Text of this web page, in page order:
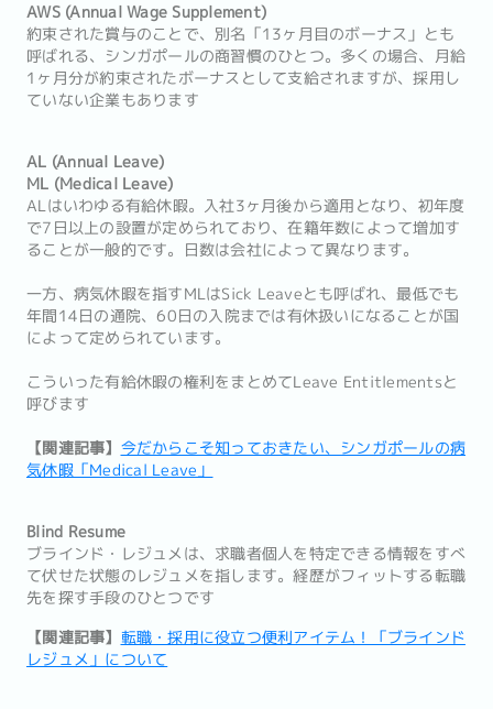
AWS (Annual Wage Supplement)
約束された賞与のことで、別名「13ヶ月目のボーナス」とも
呼ばれる、シンガポールの商習慣のひとつ。多くの場合、月給
1ヶ月分が約束されたボーナスとして支給されますが、採用し
ていない企業もあります
AL (Annual Leave)
ML (Medical Leave)
ALはいわゆる有給休暇。入社3ヶ月後から適用となり、初年度
で7日以上の設置が定められており、在籍年数によって増加す
ることが一般的です。日数は会社によって異なります。
一方、病気休暇を指すMLはSick Leaveとも呼ばれ、最低でも
年間14日の通院、60日の入院までは有休扱いになることが国
によって定められています。
こういった有給休暇の権利をまとめてLeave Entitlementsと
呼びます
【関連記事】 今だからこそ知っておきたい、シンガポールの病
気休暇「Medical Leave」
Blind Resume
ブラインド・レジュメは、求職者個人を特定できる情報をすべ
て伏せた状態のレジュメを指します。経歴がフィットする転職
先を探す手段のひとつです
【関連記事】 転職・採用に役立つ便利アイテム！「ブラインド
レジュメ」について